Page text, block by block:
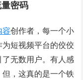
密码
容创作者，每一个小
短视频平台的佼佼
了无数用户。有人感
但，这真的是一个铁